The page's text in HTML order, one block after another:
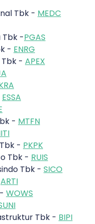
Tbk - MEDC
Tbk -PGAS
- ENRG
- APEX
ESSA
- MTFN
- PKPK
Tbk - RUIS
Tbk - SICO
ARTI
WOWS
Tbk - BIPI